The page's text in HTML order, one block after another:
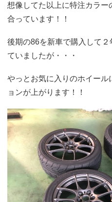
想像してた以上に特注カラ
合っています！！
後期の86を新車で購入して
ていましたが・・・
やっとお気に入りのホイー
ョンが上がります！！